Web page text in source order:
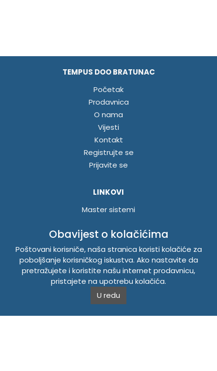
TEMPUS DOO BRATUNAC
Početak
Prodavnica
O nama
Vijesti
Kontakt
Registrujte se
Prijavite se
LINKOVI
Master sistemi
Akcije
INFORMACIJE
Politika o kolačićima
Uslovi korištenja
Politika privatnosti
Obavijest o kolačićima
Poštovani korisniče, naša stranica koristi kolačiće za
poboljšanje korisničkog iskustva. Ako nastavite da
pretražujete i koristite našu internet prodavnicu,
pristajete na upotrebu kolačića.
U redu